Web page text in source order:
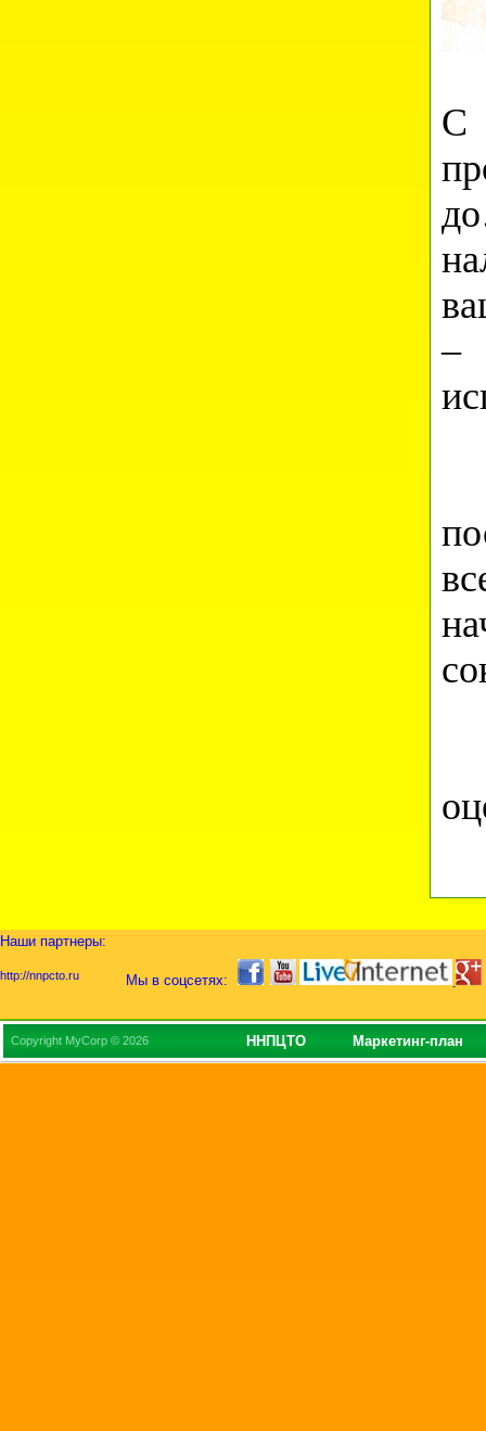
С
–
Наши партнеры:
Мы в соцсетях:
http://nnpcto.ru
Copyright MyCorp © 2026 ННПЦТО Маркетинг-план